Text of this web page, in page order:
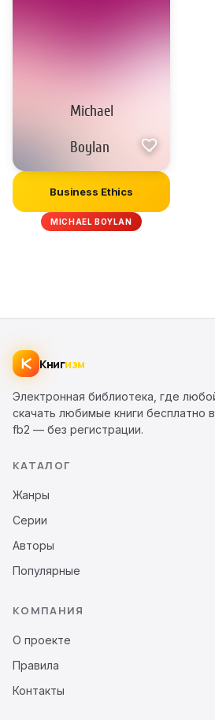
Business Ethics
MICHAEL BOYLAN
Книгизм
Электронная библиотека, где
скачать любимые книги бесплатно
fb2 — без регистрации.
КАТАЛОГ
Жанры
Серии
Авторы
Популярные
КОМПАНИЯ
О проекте
Правила
Контакты